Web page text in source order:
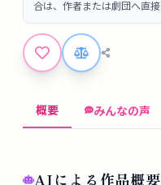
板
ツ
ー
合は、作者または劇団へ直
概要 みんなの声
AIによる作品概要